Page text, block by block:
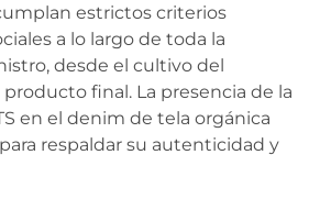
estrictos criterios
a lo largo de toda la
desde el cultivo del
final. La presencia de la
en el denim de tela orgánica
respaldar su autenticidad y